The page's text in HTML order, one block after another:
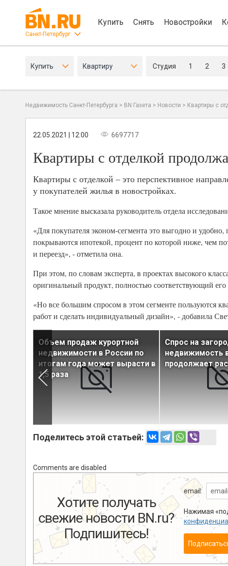
Санкт-Петербург
Купить Снять Новостройки
Купить Квартиру Студия 1 2 3
Недвижимость Санкт-Петербурга > BN Газета > Новости > Квартиры с
22.05.2021 | 12:00 6697717
Квартиры с отделкой
Квартиры с отделкой – это перспективное
у покупателей жилья в новостройках.
Такое мнение высказала руководитель отдела
«Для покупателя эконом-сегмента это выгодно и
покрываются ипотекой, процент по которой ниже, чем
и переезд», - отметила она.
При этом, по словам эксперта, в проектах высокого
оригинальный продукт, полностью соответствующий
«Но все большим спросом в этом сегменте пользуются
работ и сделать индивидуальный дизайн», - добавила
Объем продаж курортной
недвижимости в России по
итогам года может вырасти в
1,5 раза
Спрос на
недвижимость
продолжает
Поделитесь этой статьей:
Comments are disabled
Хотите получать
свежие новости BN.ru?
Подпишитесь!
email:
Нажимая